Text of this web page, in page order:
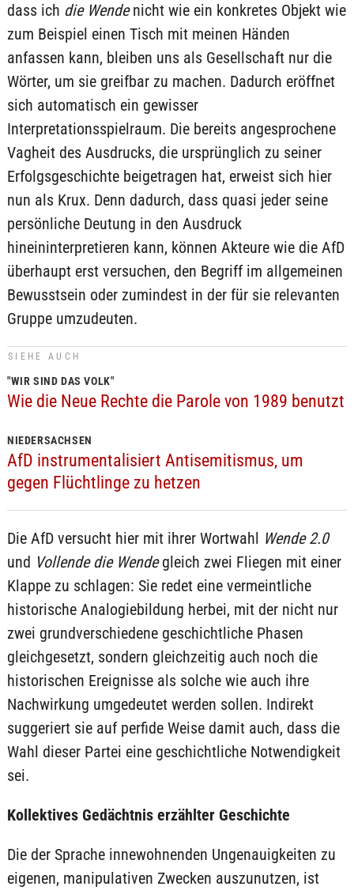
dass ich die Wendenicht wie ein konkretes Objekt wie
zum Beispiel einen Tisch mit meinen Händen
anfassen kann, bleiben uns als Gesellschaft nur die
Wörter, um sie greifbar zu machen. Dadurch eröffnet
sich automatisch ein gewisser
Interpretationsspielraum. Die bereits angesprochene
Vagheit des Ausdrucks, die ursprünglich zu seiner
Erfolgsgeschichte beigetragen hat, erweist sich hier
nun als Krux. Denn dadurch, dass quasi jeder seine
persönliche Deutung in den Ausdruck
hineininterpretieren kann, können Akteure wie die AfD
überhaupt erst versuchen, den Begriff im allgemeinen
Bewusstsein oder zumindest in der für sie relevanten
Gruppe umzudeuten.
SIEHE AUCH
"WIR SIND DAS VOLK"
Wie die Neue Rechte die Parole von 1989 benutzt
NIEDERSACHSEN
AfD instrumentalisiert Antisemitismus, um
gegen Flüchtlinge zu hetzen
Die AfD versucht hier mit ihrer Wortwahl Wende 2.0
und Vollende die Wendegleich zwei Fliegen mit einer
Klappe zu schlagen: Sie redet eine vermeintliche
historische Analogiebildung herbei, mit der nicht nur
zwei grundverschiedene geschichtliche Phasen
gleichgesetzt, sondern gleichzeitig auch noch die
historischen Ereignisse als solche wie auch ihre
Nachwirkung umgedeutet werden sollen. Indirekt
suggeriert sie auf perfide Weise damit auch, dass die
Wahl dieser Partei eine geschichtliche Notwendigkeit
sei.
Kollektives Gedächtnis erzählter Geschichte
Die der Sprache innewohnenden Ungenauigkeiten zu
eigenen, manipulativen Zwecken auszunutzen, ist